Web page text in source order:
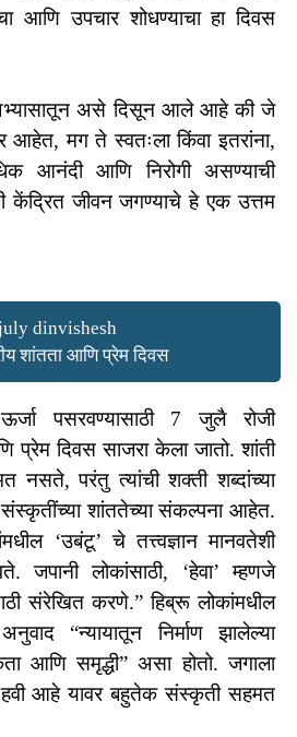
आणि उपचार शोधण्याचा हा दिवस
अभ्यासातून असे दिसून आले आहे की जे
आहेत, मग ते स्वतःला किंवा इतरांना,
आनंदी आणि निरोगी असण्याची
केंद्रित जीवन जगण्याचे हे एक उत्तम
dinvishesh
शांतता आणि प्रेम दिवस
पसरवण्यासाठी 7 जुलै रोजी
प्रेम दिवस साजरा केला जातो. शांती
नसते, परंतु त्यांची शक्ती शब्दांच्या
शांततेच्या संकल्पना आहेत.
‘उबंटू’ चे तत्त्वज्ञान मानवतेशी
लोकांसाठी, ‘हेवा’ म्हणजे
संरेखित करणे.” हिब्रू लोकांमधील
“न्यायातून निर्माण झालेल्या
आणि समृद्धी” असा होतो. जगाला
आहे यावर बहुतेक संस्कृती सहमत